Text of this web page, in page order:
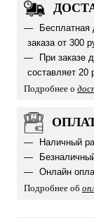
заказа от 300
При заказе
составляет 20
Подробнее о
Наличный
Онлайн
Подробнее об